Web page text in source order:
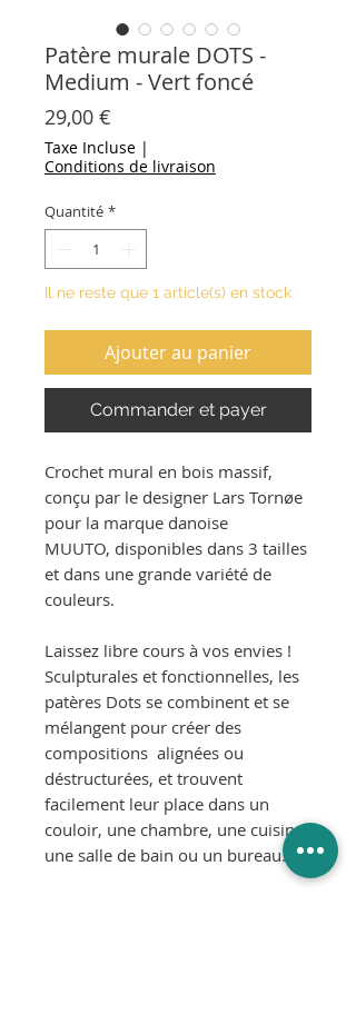
Patère murale DOTS -
Medium - Vert foncé
29,00 €
Taxe Incluse |
Conditions de livraison
Quantité *
Il ne reste que 1 article(s) en stock
Ajouter au panier
Commander et payer
Crochet mural en bois massif,
conçu par le designer Lars Tornøe
pour la marque danoise
MUUTO, disponibles dans 3 tailles
et dans une grande variété de
couleurs.
Laissez libre cours à vos envies !
Sculpturales et fonctionnelles, les
patères Dots se combinent et se
mélangent pour créer des
compositions alignées ou
déstructurées, et trouvent
facilement leur place dans un
couloir, une chambre, une cuisine,
une salle de bain ou un bureau.